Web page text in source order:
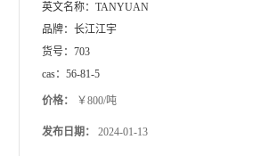
英文名称： TANYUAN
品牌： 长江江宇
货号： 703
cas： 56-81-5
价格： ￥800/吨
发布日期： 2024-01-13